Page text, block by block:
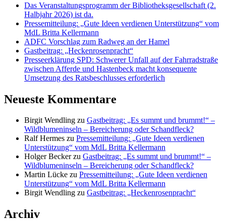
im
Kopmanshof.
Das Veranstaltungsprogramm der Bibliotheksgesellschaft (2.
Halbjahr 2026) ist da.
Pressemitteilung: „Gute Ideen verdienen Unterstützung“ vom
MdL Britta Kellermann
ADFC Vorschlag zum Radweg an der Hamel
Gastbeitrag: „Heckenrosenpracht“
Presseerklärung SPD: Schwerer Unfall auf der Fahrradstraße
zwischen Afferde und Hastenbeck macht konsequente
Umsetzung des Ratsbeschlusses erforderlich
Neueste Kommentare
Birgit Wendling zu Gastbeitrag: „Es summt und brummt!“ –
Wildblumeninseln – Bereicherung oder Schandfleck?
Ralf Hermes zu Pressemitteilung: „Gute Ideen verdienen
Unterstützung“ vom MdL Britta Kellermann
Holger Beckerzu Gastbeitrag: „Es summt und brummt!“ –
Wildblumeninseln – Bereicherung oder Schandfleck?
Martin Lücke zu Pressemitteilung: „Gute Ideen verdienen
Unterstützung“ vom MdL Britta Kellermann
Birgit Wendling zu Gastbeitrag: „Heckenrosenpracht“
Archiv